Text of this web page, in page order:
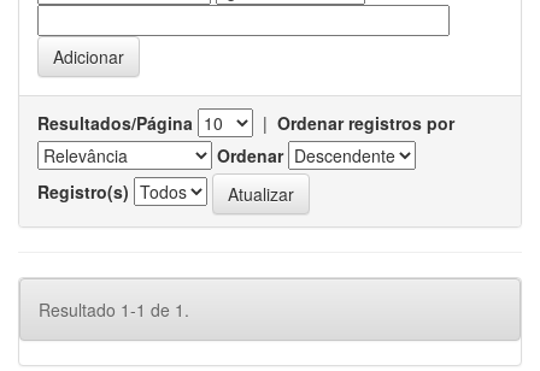
Resultados/Página | Ordenar registros por
Ordenar
Registro(s)
Resultado 1-1 de 1.